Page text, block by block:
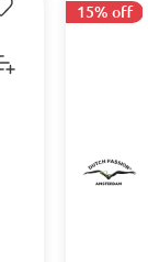
15% off